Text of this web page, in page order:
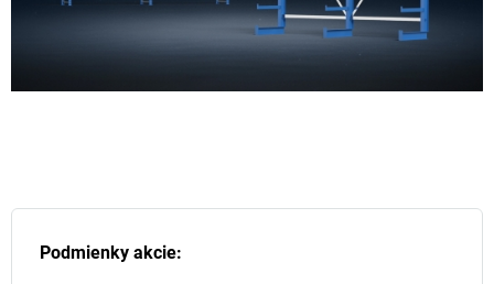
Podmienky akcie: